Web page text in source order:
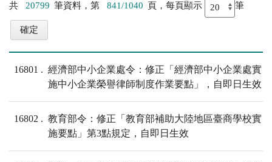
共 20799 筆資料，第 841/1040 頁，每頁顯示 筆
16801
經濟部中小企業處令：修正「經濟部中小企業處實
施中小企業榮譽律師制度作業要點」，自即日生效
16802
教育部令：修正「教育部補助大陸地區臺商學校實
施要點」第3點規定，自即日生效